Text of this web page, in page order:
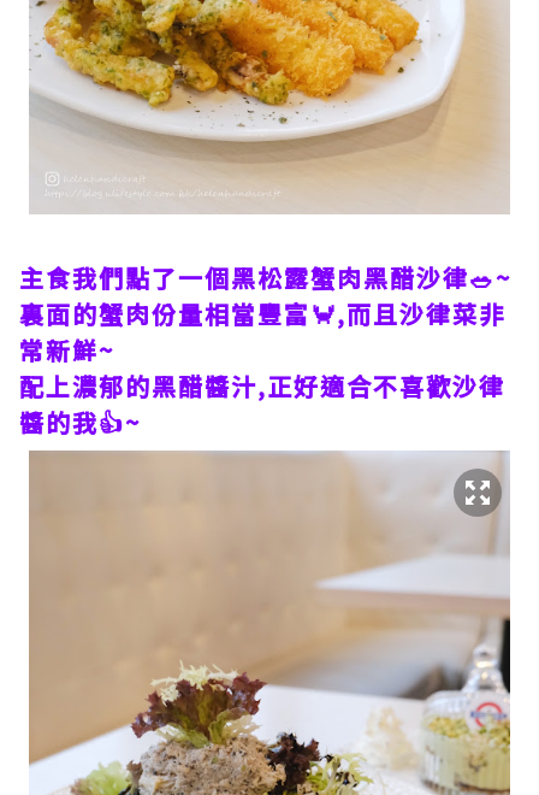
主食我們點了一個黑松露蟹肉黑醋沙律🥗~
裏面的蟹肉份量相當豐富🦀,而且沙律菜非
常新鮮~
配上濃郁的黑醋醬汁,正好適合不喜歡沙律
醬的我👍~